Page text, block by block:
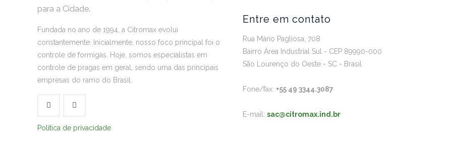
para a Cidade.
Fundada no ano de 1994, a Citromax evolui
constantemente. Inicialmente, nosso foco principal foi o
controle de formigas. Hoje, somos especialistas em
controle de pragas em geral, sendo uma das principais
empresas do ramo do Brasil.
Política de privacidade
Entre em contato
Rua Mário Pagliosa, 708
Bairro Área Industrial Sul - CEP 89990-000
São Lourenço do Oeste - SC - Brasil
Fone/fax: +55 49 3344.3087
E-mail: sac@citromax.ind.br